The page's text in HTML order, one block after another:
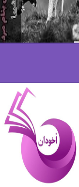
الکساندر دوما
الناز پاکپور‌
امیر فرهی
باران
بهار سلطانی
بهاره شیرازی
بهاره.م